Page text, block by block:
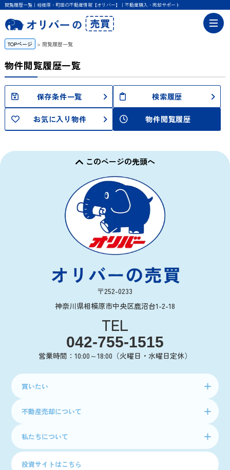
閲覧履歴一覧｜相模原・町田の不動産情報【オリバー】｜不動産購入・売却サポート
TOPページ 閲覧履歴一覧
物件閲覧履歴一覧
保存条件一覧 検索履歴
お気に入り物件 物件閲覧履歴
このページの先頭へ
〒252-0233
神奈川県相模原市中央区鹿沼台1-2-18
TEL
042-755-1515
営業時間：10:00～18:00（火曜日・水曜日定休）
買いたい
不動産売却について
私たちについて
投資サイトはこちら